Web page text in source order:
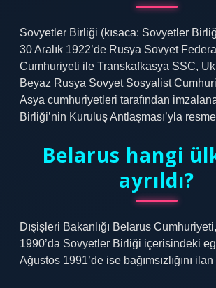
Sovyetler Birliği (kısaca: Sovyetler
30 Aralık 1922’de Rusya Sovyet
Cumhuriyeti ile Transkafkasya SSC,
Beyaz Rusya Sovyet Sosyalist
Asya cumhuriyetleri tarafından
Birliği’nin Kuruluş Antlaşması’yla
Belarus hangi
ayrıldı?
Dışişleri Bakanlığı Belarus
1990’da Sovyetler Birliği içerisindeki
Ağustos 1991’de ise bağımsızlığını ilan